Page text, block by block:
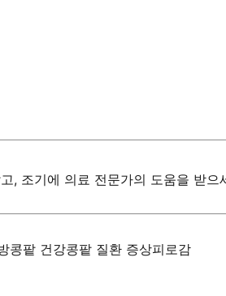
, 조기에 의료 전문가의 도움을 받으
콩팥 건강콩팥 질환 증상피로감